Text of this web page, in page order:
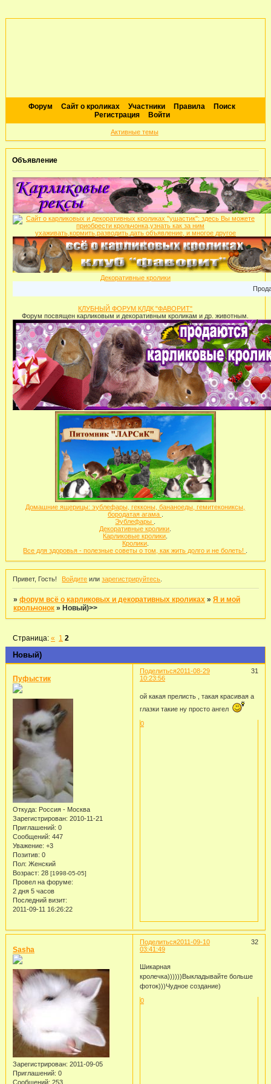
Форум Сайт о кроликах Участники Правила
Поиск
Регистрация
Войти
Активные темы
Объявление
Декоративные кролики
КЛУБНЫЙ ФОРУМ КЛДК "ФАВОРИТ"
Форум посвящен карликовым и декоративным кроликам и др. животным.
Домашние ящерицы: эублефары, гекконы, бананоеды, гемитекониксы,
бородатая агама
Эублефары
Декоративные кролики
Карликовые кролики
Кролики.
Все для здоровья - полезные советы о том, как жить долго и не болеть!
Привет, Гость! Войдите илизарегистрируйтесь
»форум всё о карликовых и декоративных кроликах »Я и мой
крольчонок » Новый)>>
Новый)
Страница:« 1 2
Поделиться 31
2011-08-29
10:23:56
Пуфыстик
Откуда: Россия - Москва
Зарегистрирован: 2010-11-21
Приглашений: 0
Сообщений: 447
Уважение: +3
Позитив: 0
Пол: Женский
Возраст: 28 [1998-05-05]
Провел на форуме:
2 дня 5 часов
Последний визит:
2011-09-11 16:26:22
ой какая прелисть , такая красивая а
глазки такие ну просто ангел
0
Поделиться 32
2011-09-10
03:41:49
Sasha
Зарегистрирован: 2011-09-05
Приглашений: 0
Сообщений: 253
Шикарная
кролечка))))))Выкладывайте больше
фоток)))Чудное создание)
0